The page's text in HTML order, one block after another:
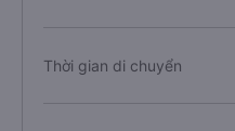
Thời gian di chuyển